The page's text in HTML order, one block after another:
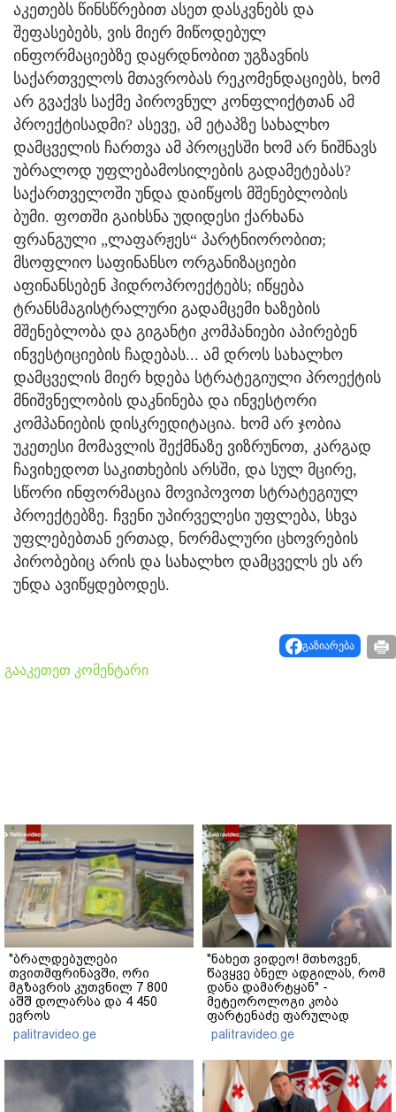
აკეთებს წინსწრებით ასეთ დასკვნებს და
შეფასებებს, ვის მიერ მიწოდებულ
ინფორმაციებზე დაყრდნობით უგზავნის
საქართველოს მთავრობას რეკომენდაციებს, ხომ
არ გვაქვს საქმე პიროვნულ კონფლიქტთან ამ
პროექტისადმი? ასევე, ამ ეტაპზე სახალხო
დამცველის ჩართვა ამ პროცესში ხომ არ ნიშნავს
უბრალოდ უფლებამოსილების გადამეტებას?
საქართველოში უნდა დაიწყოს მშენებლობის
ბუმი. ფოთში გაიხსნა უდიდესი ქარხანა
ფრანგული „ლაფარჟეს“ პარტნიორობით;
მსოფლიო საფინანსო ორგანიზაციები
აფინანსებენ ჰიდროპროექტებს; იწყება
ტრანსმაგისტრალური გადამცემი ხაზების
მშენებლობა და გიგანტი კომპანიები აპირებენ
ინვესტიციების ჩადებას... ამ დროს სახალხო
დამცველის მიერ ხდება სტრატეგიული პროექტის
მნიშვნელობის დაკნინება და ინვესტორი
კომპანიების დისკრედიტაცია. ხომ არ ჯობია
უკეთესი მომავლის შექმნაზე ვიზრუნოთ, კარგად
ჩავიხედოთ საკითხების არსში, და სულ მცირე,
სწორი ინფორმაცია მოვიპოვოთ სტრატეგიულ
პროექტებზე. ჩვენი უპირველესი უფლება, სხვა
უფლებებთან ერთად, ნორმალური ცხოვრების
პირობებიც არის და სახალხო დამცველს ეს არ
უნდა ავიწყდებოდეს.
გაზიარება
გააკეთეთ კომენტარი
"ბრალდებულები
თვითმფრინავში, ორი
მგზავრის კუთვნილ 7 800
აშშ დოლარსა და 4 450
ევროს
მართლსაწინააღმდეგოდ
დაეუფლნენ" - დანაშაულის
რა დეტალები ხდება
palitravideo.ge
"ნახეთ ვიდეო! მთხოვენ,
წავყვე ბნელ ადგილას, რომ
დანა დამარტყან" -
მეტეოროლოგი კობა
ფარტენაძე ფარულად
გადაღებულ კადრებს
აქვეყნებს
palitravideo.ge